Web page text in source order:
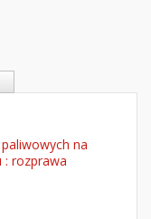
na
rozprawa